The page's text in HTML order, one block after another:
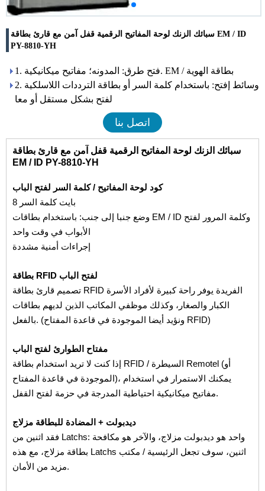
سبائك الزنك لوحة المفاتيح الرقمية قفل آمن مع قارئ بطاقة EM / ID
PY-8810-YH
1. فتح طرق: المدونه؛ مفاتيح ميكانيكية. EM / بطاقة الهوية
2. وسائط إفتح: باستخدام كلمة السر أو بطاقة الترددات اللاسلكية
لفتح بشكل مستقل أو معا
اتصل بنا
سبائك الزنك لوحة المفاتيح الرقمية قفل آمن مع قارئ بطاقة
EM / ID PY-8810-YH
كود لوحة المفاتيح / كلمة السر لفتح الباب
8 بايت كلمة السر
وضع جنبا إلى جنب: باستخدام بطاقات EM / ID وكلمة المرور لفتح
الأبواب في وقت واحد
إجراءات أمنية مشددة
بطاقة RFID لفتح الباب
تصميم قارئ بطاقة RFID الفريدة يوفر راحة كبيرة لأفراد الأسرة
الكبار والصغار، وكذلك موظفي المكاتب الذين لديهم بطاقات
بالفعل. (ونؤيد أيضا الموجودة في قاعدة المفتاح RFID)
مفتاح الطوارئ لفتح الباب
إذا كنت لا تريد استخدام بطاقة RFID / السيطرة Remotel (أو
الموجودة في قاعدة المفتاح)، يمكنك الاستمرار في استخدام
مفاتيح ميكانيكية احتياطية المدرجة في حزمة لفتح القفل.
ديدبولت + المضادة للبطاقة مزلاج
فقد اثنين من Latchs: واحد هو ديدبولت مزلاج، والآخر هو مكافحة
بطاقة مزلاج، مع هذه Latchs اثنين، سوف تجعل الرئيسية / مكتب
مزيد من الأمان.